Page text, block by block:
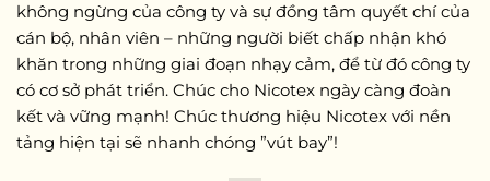
không ngừng của công ty và sự đồng tâm quyết chí của
cán bộ, nhân viên – những người biết chấp nhận khó
khăn trong những giai đoạn nhạy cảm, để từ đó công ty
có cơ sở phát triển. Chúc cho Nicotex ngày càng đoàn
kết và vững mạnh! Chúc thương hiệu Nicotex với nền
tảng hiện tại sẽ nhanh chóng ”vút bay”!